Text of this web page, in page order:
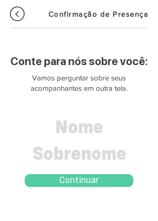
Confirmação de Presença
Conte para nós sobre você:
Vamos perguntar sobre seus
acompanhantes em outra tela.
Continuar